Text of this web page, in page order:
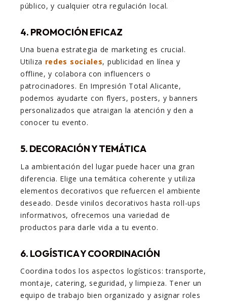
público, y cualquier otra regulación local.
4. PROMOCIÓN EFICAZ
Una buena estrategia de marketing es crucial.
Utiliza redes sociales, publicidad en línea y
offline, y colabora con influencers o
patrocinadores. En Impresión Total Alicante,
podemos ayudarte con flyers, posters, y banners
personalizados que atraigan la atención y den a
conocer tu evento.
5. DECORACIÓN Y TEMÁTICA
La ambientación del lugar puede hacer una gran
diferencia. Elige una temática coherente y utiliza
elementos decorativos que refuercen el ambiente
deseado. Desde vinilos decorativos hasta roll-ups
informativos, ofrecemos una variedad de
productos para darle vida a tu evento.
6. LOGÍSTICA Y COORDINACIÓN
Coordina todos los aspectos logísticos: transporte,
montaje, catering, seguridad, y limpieza. Tener un
equipo de trabajo bien organizado y asignar roles